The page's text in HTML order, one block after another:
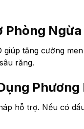
giúp tăng cường
răng.
Phương
hỗ trợ. Nếu có